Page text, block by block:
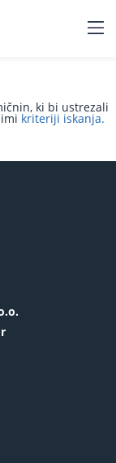
ki bi ustrezali
kriteriji iskanja.